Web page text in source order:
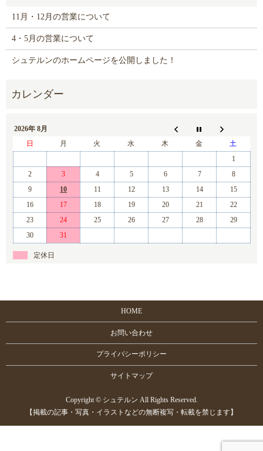
11月・12月の営業について
4・5月の営業について
シュテルンのホームページを公開しました！
2026年 8月
日
月 火 水 木 金
土
1
2
3 4 5 6 7
8
9
10 11 12 13 14
15
16
17 18 19 20 21
22
23
24 25 26 27 28
29
30
31
定休日
HOME
お問い合わせ
プライバシーポリシー
サイトマップ
Copyright © シュテルン All Rights Reserved.
【掲載の記事・写真・イラストなどの無断複写・転載を禁じます】